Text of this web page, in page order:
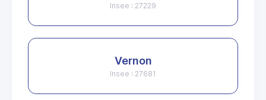
Insee : 27229
Vernon
Insee : 27681